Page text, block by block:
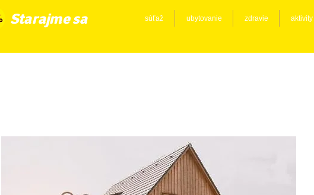
Starajme sa súťaž ubytovanie zdravie aktivity